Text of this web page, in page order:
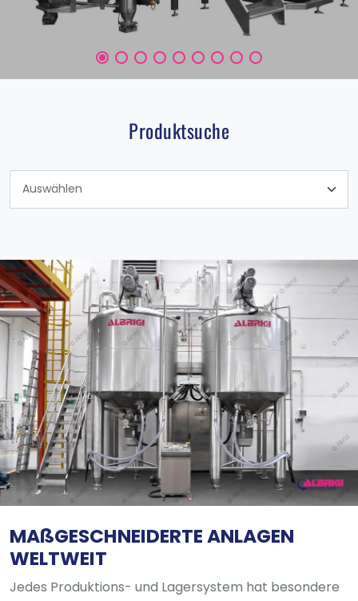
Produktsuche
MAßGESCHNEIDERTE ANLAGEN
WELTWEIT
Jedes Produktions- und Lagersystem hat besondere